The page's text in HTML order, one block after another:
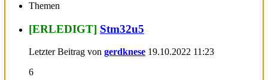
Themen
[ERLEDIGT] Stm32u5
Letzter Beitrag von gerdknese 19.10.2022 11:23
6